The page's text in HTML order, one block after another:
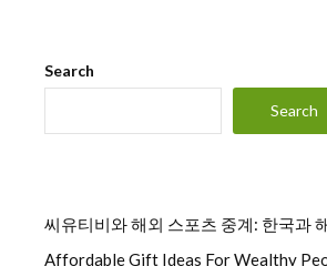
Search
Search
씨유티비와 해외 스포츠 중계: 한국과
Affordable Gift Ideas For Wealthy